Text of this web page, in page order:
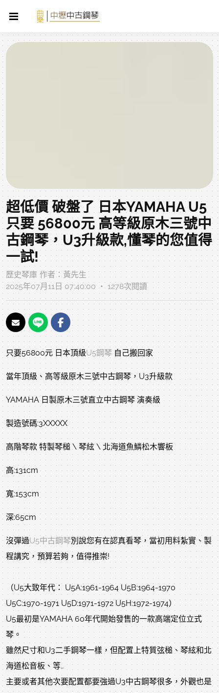
超低價 破盤了 日本YAMAHA U5
只要 56800元 高等級原木三號中
古鋼琴，U3升級款,懂琴的您值得
一試!
歷史琴庫 作者：黃先生
2025年07月11日 07:40:00 ‧ 1278次閱讀
只要56800元 日本頂級U5鋼琴 自己搬回家
當年頂級、高等級原木三號中古鋼琴，U3升級款
YAMAHA 日製原木三號直立中古鋼琴 演奏級
製造號碼:3XXXXX
高階琴款 特製琴槌 \ 琴絃 \ 北海道魚鱗松木響板
高:131cm
寬:153cm
深:65cm
沒彈過U5中古鋼琴別說您有在認真看琴，當初用料紮實、製
程講究，預算若夠，值得推崇!
（U5大致年代： U5A:1961-1964 U5B:1964-1970
U5C:1970-1971 U5D:1971-1972 U5H:1972-1974）
U5最初是YAMAHA 60年代開始發售的一款高端定位立式
琴。
雖然尺寸和U3二手鋼琴一樣，但配置上特質弦槌、琴絃和北
海道松音板、等..
主要或者其他次要配置都要強過U3中古鋼琴很多，外觀也是